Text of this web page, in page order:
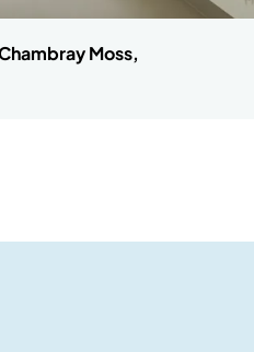
Moss,